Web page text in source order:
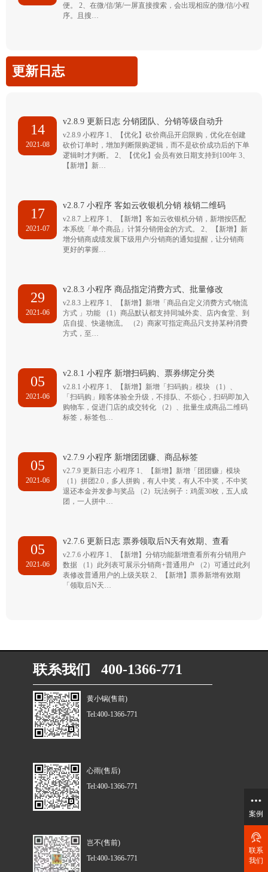
便。 2、在微/信/第/一屏直接搜索，会出现相应的微/信/小程
序。且搜…
更新日志
14
2021-08
v2.8.9 更新日志 分销团队、分销等级自动升
v2.8.9 小程序 1、【优化】砍价商品开启限购，优化在创建
砍价订单时，增加判断限购逻辑，而不是砍价成功后的下单
逻辑时才判断。 2、【优化】会员有效日期支持到100年 3、
【新增】新…
17
2021-07
v2.8.7 小程序 客如云收银机分销 核销二维码
v2.8.7 上程序 1、【新增】客如云收银机分销，新增按匹配
本系统「单个商品」计算分销佣金的方式。 2、【新增】新
增分销商成绩发展下级用户/分销商的通知提醒，让分销商
更好的掌握…
29
2021-06
v2.8.3 小程序 商品指定消费方式、批量修改
v2.8.3 上程序 1、【新增】新增「商品自定义消费方式/物流
方式 」功能 （1）商品默认都支持同城外卖、店内食堂、到
店自提、快递物流。 （2）商家可指定商品只支持某种消费
方式，至…
05
2021-06
v2.8.1 小程序 新增扫码购、票券绑定分类
v2.8.1 小程序 1、【新增】新增「扫码购」模块 （1）、
「扫码购」顾客体验全升级，不排队、不烦心，扫码即加入
购物车，促进门店的成交转化 （2）、批量生成商品二维码
标签，标签包…
05
2021-06
v2.7.9 小程序 新增团团赚、商品标签
v2.7.9 更新日志 小程序 1、【新增】新增「团团赚」模块
（1）拼团2.0，多人拼购，有人中奖，有人不中奖，不中奖
退还本金并发参与奖品 （2）玩法例子：鸡蛋30枚，五人成
团，一人拼中…
05
2021-06
v2.7.6 更新日志 票券领取后N天有效期、查看
v2.7.6 小程序 1、【新增】分销功能新增查看所有分销用户
数据 （1）此列表可展示分销商+普通用户 （2）可通过此列
表修改普通用户的上级关联 2、【新增】票券新增有效期
「领取后N天…
联系我们 400-1366-771
黄小锅(售前)
Tel:400-1366-771
心雨(售后)
Tel:400-1366-771
岂不(售前)
Tel:400-1366-771
案例
联系
我们